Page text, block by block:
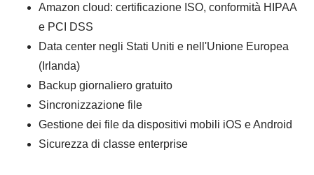
Amazon cloud: certificazione ISO, conformità HIPAA
e PCI DSS
Data center negli Stati Uniti e nell'Unione Europea
(Irlanda)
Backup giornaliero gratuito
Sincronizzazione file
Gestione dei file da dispositivi mobili iOS e Android
Sicurezza di classe enterprise